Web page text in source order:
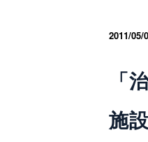
2011/05/
「
施